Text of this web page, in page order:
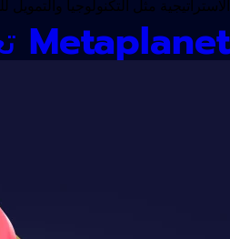
الاستراتيجية مثل التكنولوجيا
Metaplanet تعزز رهانها على BTC بشراء 13 مليون دولار